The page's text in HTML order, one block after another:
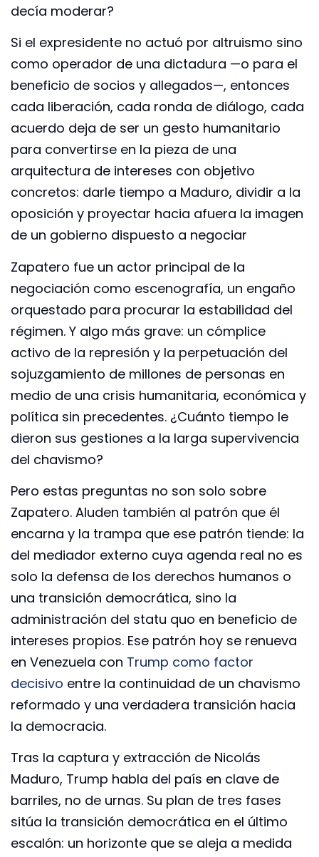
decía moderar?
Si el expresidente no actuó por altruismo sino
como operador de una dictadura —o para el
beneficio de socios y allegados—, entonces
cada liberación, cada ronda de diálogo, cada
acuerdo deja de ser un gesto humanitario
para convertirse en la pieza de una
arquitectura de intereses con objetivo
concretos: darle tiempo a Maduro, dividir a la
oposición y proyectar hacia afuera la imagen
de un gobierno dispuesto a negociar
Zapatero fue un actor principal de la
negociación como escenografía, un engaño
orquestado para procurar la estabilidad del
régimen. Y algo más grave: un cómplice
activo de la represión y la perpetuación del
sojuzgamiento de millones de personas en
medio de una crisis humanitaria, económica y
política sin precedentes. ¿Cuánto tiempo le
dieron sus gestiones a la larga supervivencia
del chavismo?
Pero estas preguntas no son solo sobre
Zapatero. Aluden también al patrón que él
encarna y la trampa que ese patrón tiende: la
del mediador externo cuya agenda real no es
solo la defensa de los derechos humanos o
una transición democrática, sino la
administración del statu quo en beneficio de
intereses propios. Ese patrón hoy se renueva
en Venezuela con Trump como factor
decisivo entre la continuidad de un chavismo
reformado y una verdadera transición hacia
la democracia.
Tras la captura y extracción de Nicolás
Maduro, Trump habla del país en clave de
barriles, no de urnas. Su plan de tres fases
sitúa la transición democrática en el último
escalón: un horizonte que se aleja a medida